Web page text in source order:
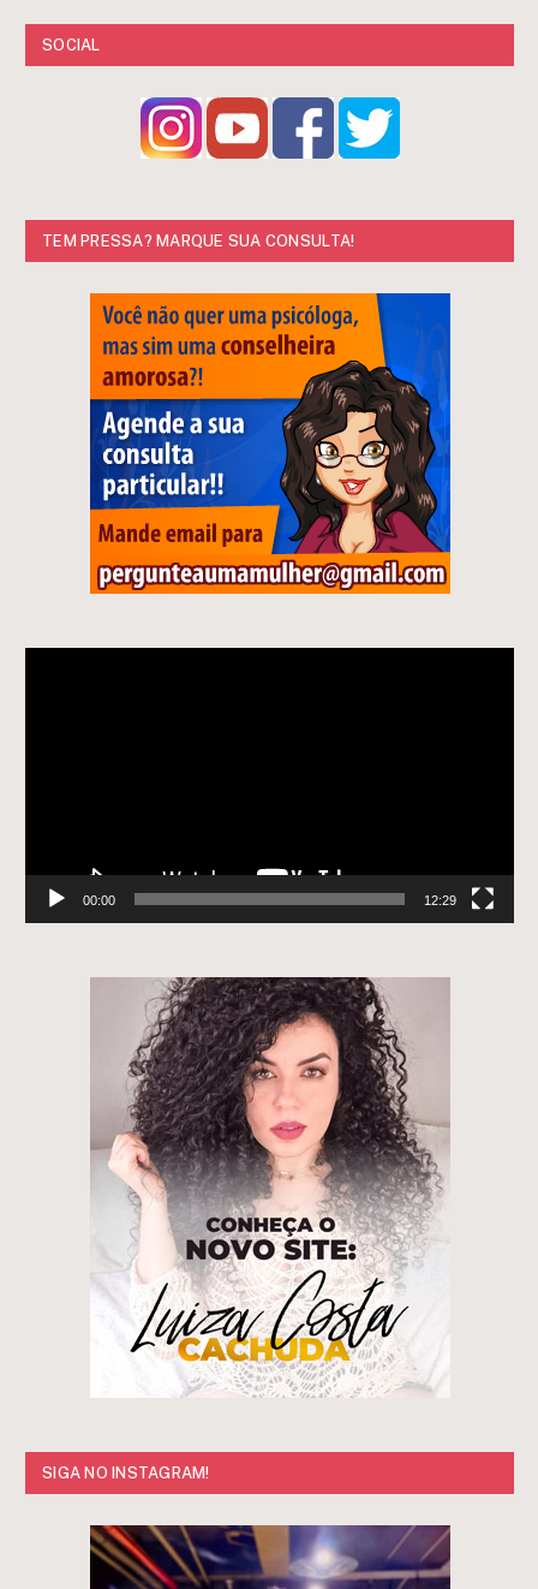
SOCIAL
TEM PRESSA? MARQUE SUA CONSULTA!
00:00 12:29
SIGA NO INSTAGRAM!